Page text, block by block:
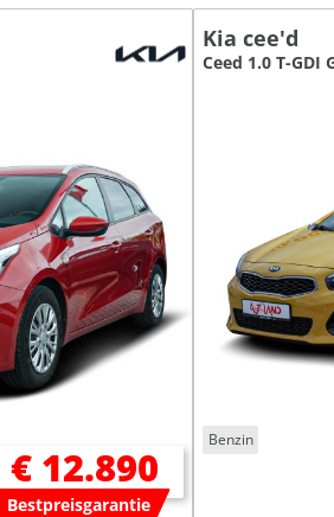
€ 12.890
Bestpreisgarantie
Kia cee'd
Ceed 1.0 T-GDI
Benzin